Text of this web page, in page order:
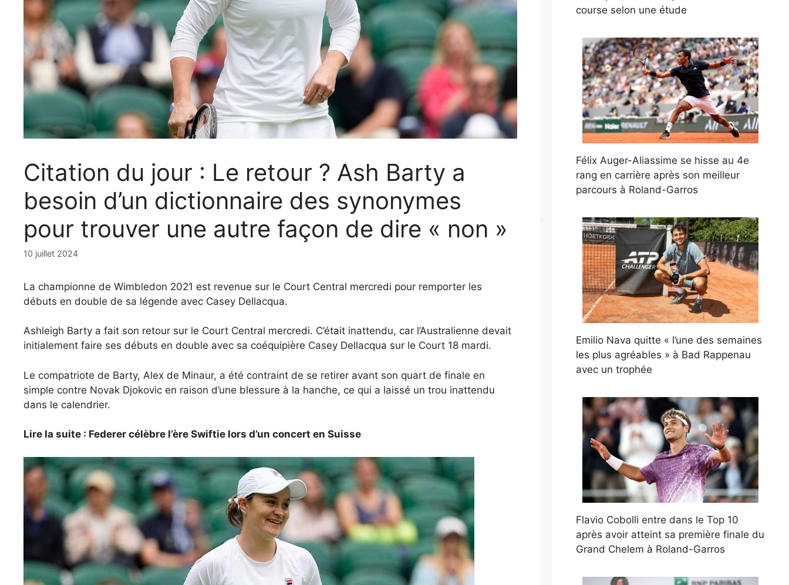
Citation du jour : Le retour ? Ash Barty a
besoin d’un dictionnaire des synonymes
pour trouver une autre façon de dire « non »
10 juillet 2024
La championne de Wimbledon 2021 est revenue sur le Court Central mercredi pour remporter les
débuts en double de sa légende avec Casey Dellacqua.
Ashleigh Barty a fait son retour sur le Court Central mercredi. C’était inattendu, car l’Australienne devait
initialement faire ses débuts en double avec sa coéquipière Casey Dellacqua sur le Court 18 mardi.
Le compatriote de Barty, Alex de Minaur, a été contraint de se retirer avant son quart de finale en
simple contre Novak Djokovic en raison d’une blessure à la hanche, ce qui a laissé un trou inattendu
dans le calendrier.
Lire la suite : Federer célèbre l’ère Swiftie lors d’un concert en Suisse
course selon une étude
Félix Auger-Aliassime se hisse au 4e
rang en carrière après son meilleur
parcours à Roland-Garros
Emilio Nava quitte « l’une des semaines
les plus agréables » à Bad Rappenau
avec un trophée
Flavio Cobolli entre dans le Top 10
après avoir atteint sa première finale du
Grand Chelem à Roland-Garros